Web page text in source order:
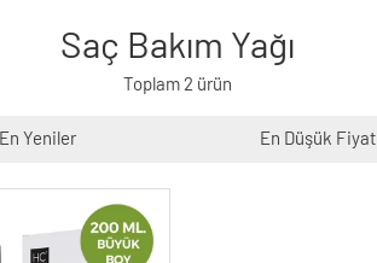
Saç Bakım Yağı
Toplam 2 ürün
En Yeniler En Düşük Fiyat